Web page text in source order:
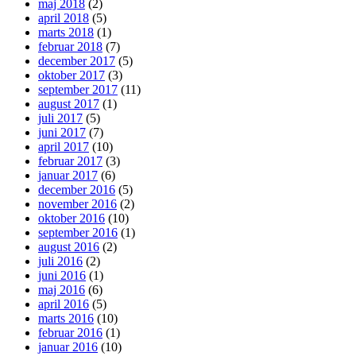
maj 2018 (2)
april 2018 (5)
marts 2018 (1)
februar 2018 (7)
december 2017 (5)
oktober 2017 (3)
september 2017 (11)
august 2017 (1)
juli 2017 (5)
juni 2017 (7)
april 2017 (10)
februar 2017 (3)
januar 2017 (6)
december 2016 (5)
november 2016 (2)
oktober 2016 (10)
september 2016 (1)
august 2016 (2)
juli 2016 (2)
juni 2016 (1)
maj 2016 (6)
april 2016 (5)
marts 2016 (10)
februar 2016 (1)
januar 2016 (10)